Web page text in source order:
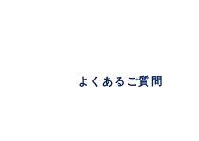
よくあるご質問